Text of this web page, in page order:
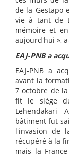
de la Gestapo
vie à tant de
mémoire et
aujourd'hui »,
EAJ-PNB a
EAJ-PNB a
avant la
7 octobre de
fit le siège
Lehendakari
bâtiment fut
l'invasion de
récupéré à la
mais la